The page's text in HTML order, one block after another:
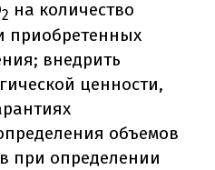
2 на количество
приобретенных
внедрить
ценности,
объемов
при определении